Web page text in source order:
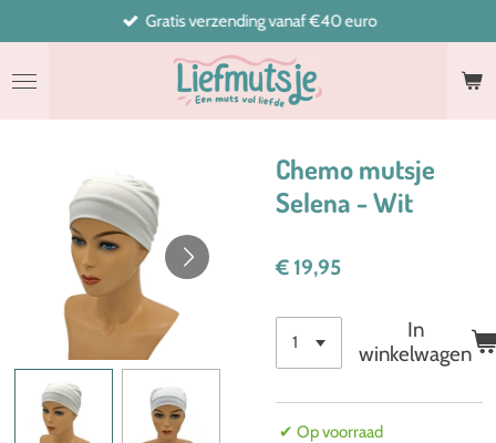
direct
naar
de
hoofdinhoud
Gratis verzending vanaf €40 euro
Chemo mutsje
Selena - Wit
€ 19,95
In
winkelwagen
✔ Op voorraad